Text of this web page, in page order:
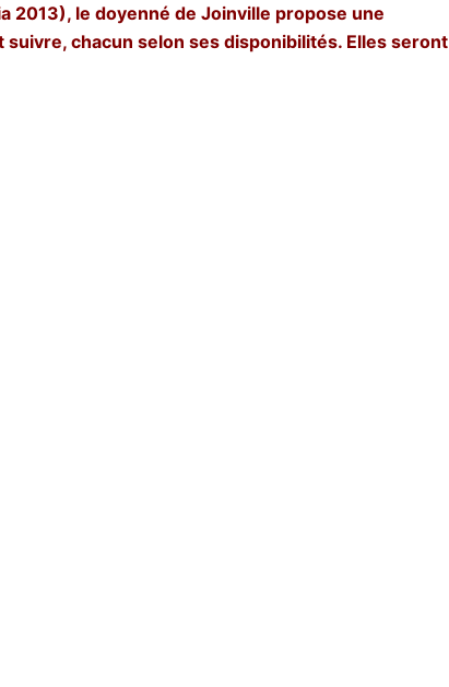
2013), le doyenné de Joinville propose une
suivre, chacun selon ses disponibilités. Elles seront